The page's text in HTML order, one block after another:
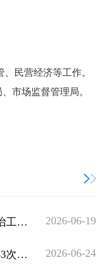
民营经济等工作。
市场监督管理局。
​德格县召开重大传染病综合防治工作“百日攻坚”专项行动动员部署会 2026-06-19
十四届德格县人民政府召开第53次常务会议 2026-06-24